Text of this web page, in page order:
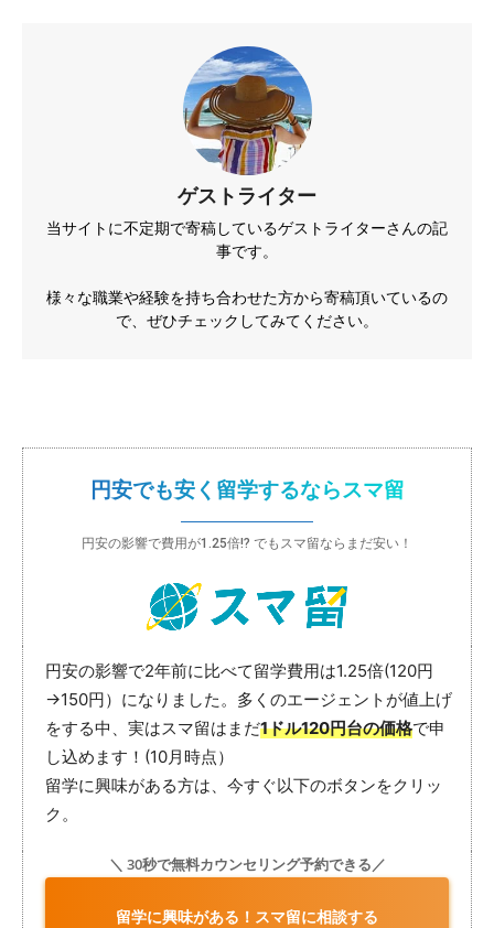
ゲストライター
当サイトに不定期で寄稿しているゲストライターさんの記
事です。
様々な職業や経験を持ち合わせた方から寄稿頂いているの
で、ぜひチェックしてみてください。
円安でも安く留学するならスマ留
円安の影響で費用が1.25倍!? でもスマ留ならまだ安い！
円安の影響で2年前に比べて留学費用は1.25倍(120円
→150円）になりました。多くのエージェントが値上げ
をする中、実はスマ留はまだ1ドル120円台の価格で申
し込めます！(10月時点）
留学に興味がある方は、今すぐ以下のボタンをクリッ
ク。
＼ 30秒で無料カウンセリング予約できる／
留学に興味がある！スマ留に相談する